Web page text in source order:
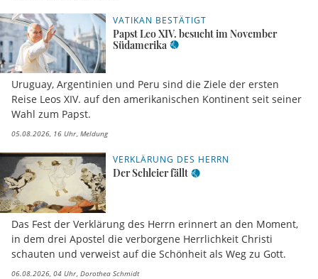
VATIKAN BESTÄTIGT
Papst Leo XIV. besucht im November
Südamerika
Uruguay, Argentinien und Peru sind die Ziele der ersten
Reise Leos XIV. auf den amerikanischen Kontinent seit seiner
Wahl zum Papst.
05.08.2026, 16 Uhr Meldung
VERKLÄRUNG DES HERRN
Der Schleier fällt
Das Fest der Verklärung des Herrn erinnert an den Moment,
in dem drei Apostel die verborgene Herrlichkeit Christi
schauten und verweist auf die Schönheit als Weg zu Gott.
06.08.2026, 04 Uhr Dorothea Schmidt